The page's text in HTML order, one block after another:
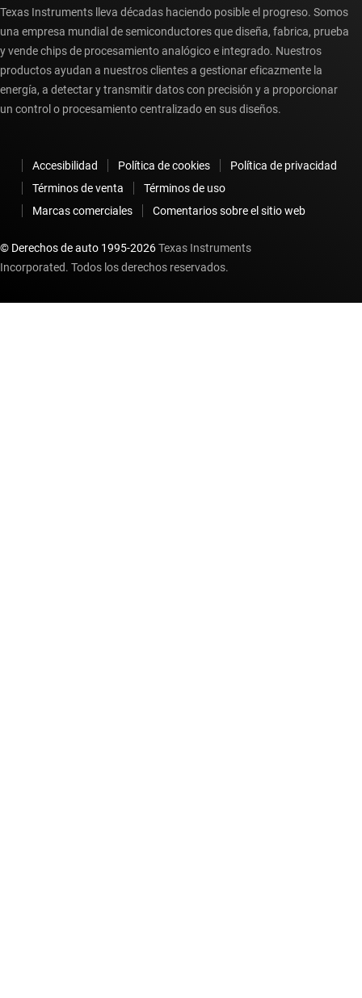
Texas Instruments lleva décadas haciendo posible el progreso. Somos
una empresa mundial de semiconductores que diseña, fabrica, prueba
y vende chips de procesamiento analógico e integrado. Nuestros
productos ayudan a nuestros clientes a gestionar eficazmente la
energía, a detectar y transmitir datos con precisión y a proporcionar
un control o procesamiento centralizado en sus diseños.
Accesibilidad Política de cookies
Política de privacidad
Términos de venta
Términos de uso
Marcas comerciales
Comentarios sobre el sitio web
© Derechos de auto 1995-2026Texas Instruments
Incorporated. Todos los derechos reservados.